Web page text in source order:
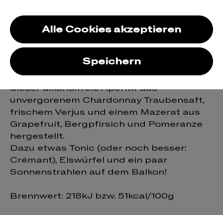
Volee - Aperitif
Naturel 0,0%
Nach einem alten Familienrezept wird
dieser alkoholfreie Aperitif aus
unvergorenem Chardonnay Traubensaft,
frischem Verjus und einem Mazerat aus
Grapefruit, Bergpfirsich und Pomeranze
hergestellt.
Dazu etwas Tonic (oder noch besser:
Crémant), Eiswürfel und ein paar
Sonnenstrahlen auf dem Balkon!
Brennwert: 218kJ bzw. 51kcal/100g
Alle Cookies akzeptieren
Speichern